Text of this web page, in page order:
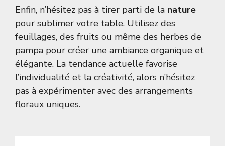
Enfin, n’hésitez pas à tirer parti de la nature
pour sublimer votre table. Utilisez des
feuillages, des fruits ou même des herbes de
pampa pour créer une ambiance organique et
élégante. La tendance actuelle favorise
l’individualité et la créativité, alors n’hésitez
pas à expérimenter avec des arrangements
floraux uniques.